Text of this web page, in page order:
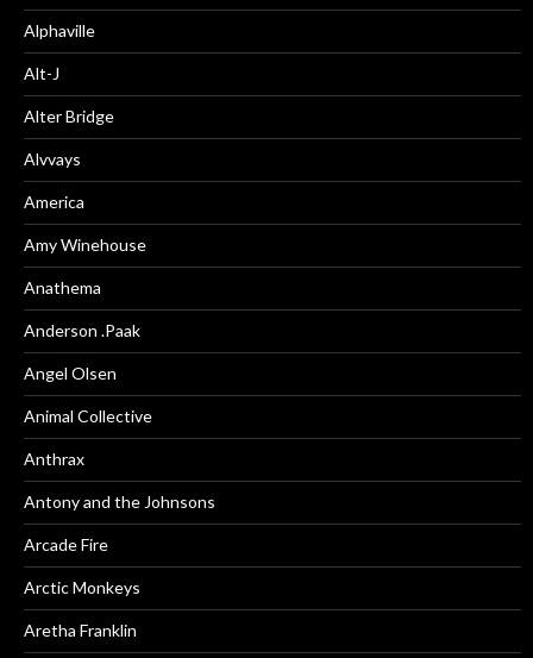
Alphaville
Alt-J
Alter Bridge
Alvvays
America
Amy Winehouse
Anathema
Anderson .Paak
Angel Olsen
Animal Collective
Anthrax
Antony and the Johnsons
Arcade Fire
Arctic Monkeys
Aretha Franklin